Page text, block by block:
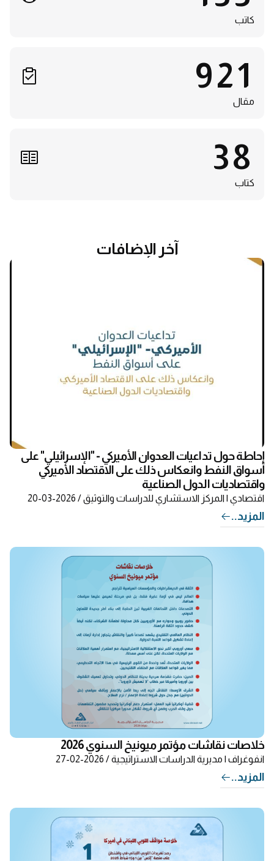
كاتب
921
مقال
38
كتاب
آخر الإضافات
إحاطة حول تداعيات العدوان الأميركي - "الإسرائيلي" على
أسواق النفط وانعكاس ذلك على الاقتصاد الأميركي
واقتصاديات الدول الصناعية
اقتصادي | المركز الاستشاري للدراسات والتوثيق / 2026-03-20
المزيد..
خلاصات نقاشات مؤتمر ميونيخ السنوي 2026
انفوغراف | مديرية الدراسات الاستراتيجية / 2026-02-27
المزيد..